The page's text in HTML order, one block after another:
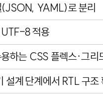
JSON, YAML)로 분리
UTF-8적용
하는 CSS 플렉스·그리
설계 단계에서 RTL 구조